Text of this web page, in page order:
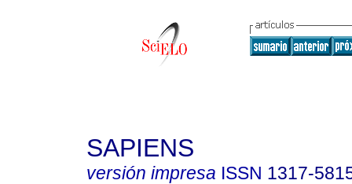
SAPIENS
versión impresa ISSN 1317-